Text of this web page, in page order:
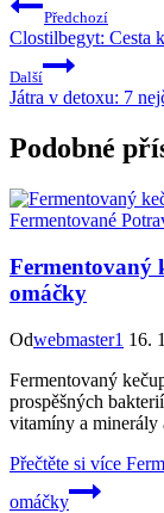
Předchozí
Clostilbegyt: Cesta
Další
Játra v detoxu: 7
Podobné
Fermentované
Fermentovaný
omáčky
Odwebmaster1 16.
Fermentovaný
prospěšných
vitamíny a minerály
Přečtěte si více
omáčky